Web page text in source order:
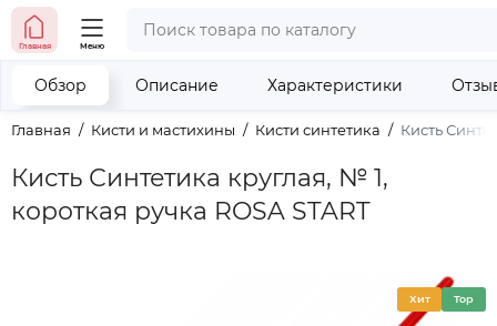
тел. (098) 673-42-06
наши контакты
Главная Меню
Главная Кисти и мастихины Кисти синтетика Кисть
Кисть Синтетика круглая, № 1,
короткая ручка ROSA START
Обзор Описание Характеристики
Хит Top